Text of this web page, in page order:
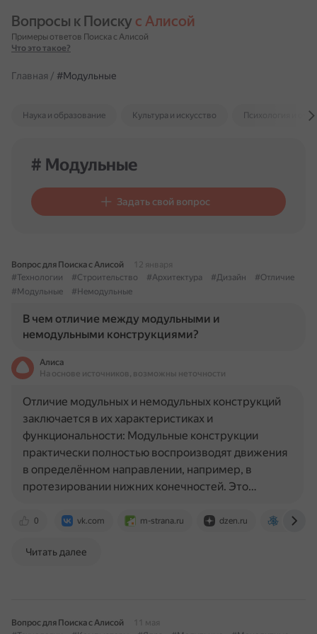
Вопросы к Поиску с Алисой
Примеры ответов Поиска с Алисой
Что это такое?
Главная / #Модульные
Наука и образование Культура и искусство Психология и
# Модульные
Задать свой вопрос
Вопрос для Поиска с Алисой
12 января
#Технологии
#Строительство #Архитектура #Дизайн
#Отличие
#Модульные
#Немодульные
В чем отличие между модульными и
немодульными конструкциями?
Алиса
На основе источников, возможны неточности
0 vk.com m-strana.ru dzen.ru
Отличие модульных и немодульных конструкций
заключается в их характеристиках и
функциональности: Модульные конструкции
практически полностью воспроизводят движения
в определённом направлении, например, в
протезировании нижних конечностей. Это…
Читать далее
Вопрос для Поиска с Алисой
11 мая